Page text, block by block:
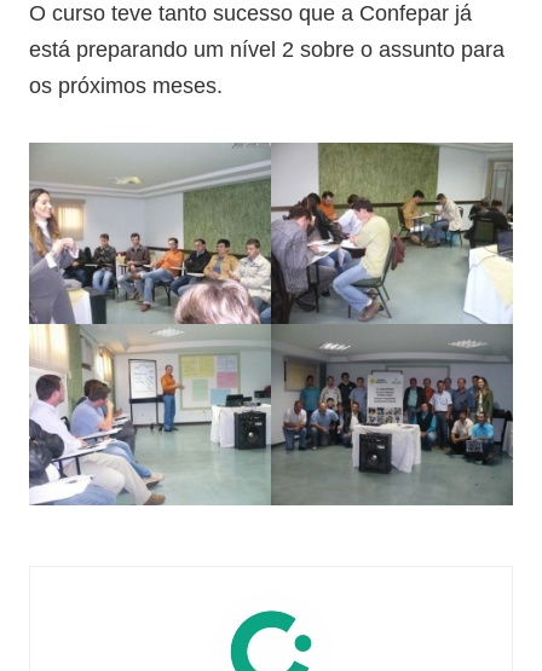
O curso teve tanto sucesso que a Confepar já
está preparando um nível 2 sobre o assunto para
os próximos meses.